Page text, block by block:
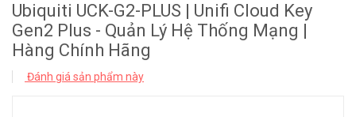
Ubiquiti UCK-G2-PLUS | Unifi Cloud Key
Gen2 Plus - Quản Lý Hệ Thống Mạng |
Hàng Chính Hãng
Đánh giá sản phẩm này